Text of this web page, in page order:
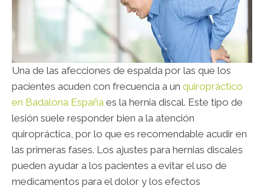
Una de las afecciones de espalda por las que los
pacientes acuden con frecuencia a un quiropráctico
en Badalona España es la hernia discal. Este tipo de
lesión suele responder bien a la atención
quiropráctica, por lo que es recomendable acudir en
las primeras fases. Los ajustes para hernias discales
pueden ayudar a los pacientes a evitar el uso de
medicamentos para el dolor y los efectos